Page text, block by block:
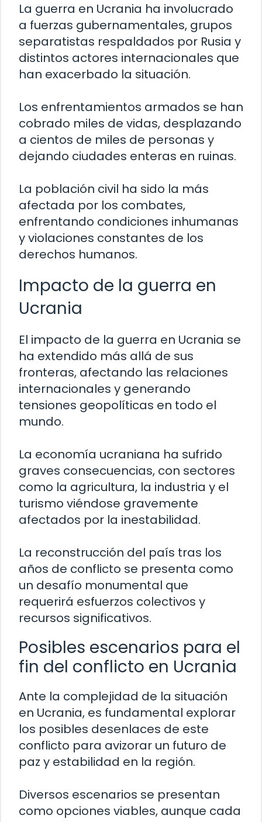
La guerra en Ucrania ha involucrado
a fuerzas gubernamentales, grupos
separatistas respaldados por Rusia y
distintos actores internacionales que
han exacerbado la situación.
Los enfrentamientos armados se han
cobrado miles de vidas, desplazando
a cientos de miles de personas y
dejando ciudades enteras en ruinas.
La población civil ha sido la más
afectada por los combates,
enfrentando condiciones inhumanas
y violaciones constantes de los
derechos humanos.
Impacto de la guerra en
Ucrania
El impacto de la guerra en Ucrania se
ha extendido más allá de sus
fronteras, afectando las relaciones
internacionales y generando
tensiones geopolíticas en todo el
mundo.
La economía ucraniana ha sufrido
graves consecuencias, con sectores
como la agricultura, la industria y el
turismo viéndose gravemente
afectados por la inestabilidad.
La reconstrucción del país tras los
años de conflicto se presenta como
un desafío monumental que
requerirá esfuerzos colectivos y
recursos significativos.
Posibles escenarios para el
fin del conflicto en Ucrania
Ante la complejidad de la situación
en Ucrania, es fundamental explorar
los posibles desenlaces de este
conflicto para avizorar un futuro de
paz y estabilidad en la región.
Diversos escenarios se presentan
como opciones viables, aunque cada